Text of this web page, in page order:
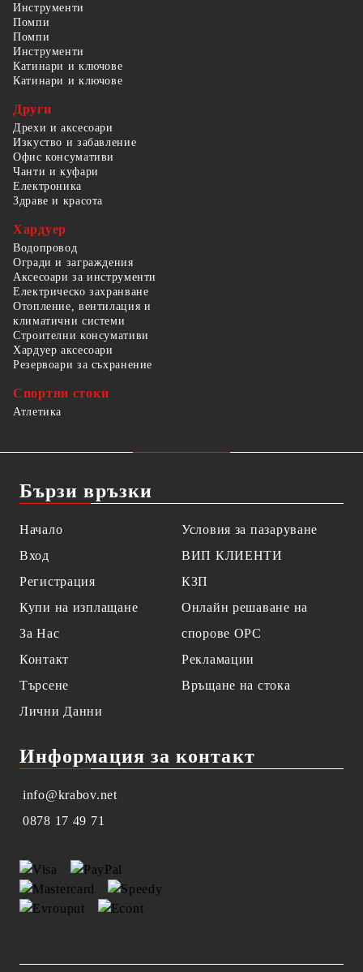
Инструменти
Помпи
Помпи
Инструменти
Катинари и ключове
Катинари и ключове
Други
Дрехи и аксесоари
Изкуство и забавление
Офис консумативи
Чанти и куфари
Електроника
Здраве и красота
Хардуер
Водопровод
Огради и заграждения
Аксесоари за инструменти
Електрическо захранване
Отопление, вентилация и
климатични системи
Строителни консумативи
Хардуер аксесоари
Резервоари за съхранение
Спортни стоки
Атлетика
Бързи връзки
Начало
Вход
Регистрация
Купи на изплащане
За Нас
Контакт
Търсене
Лични Данни
Условия за пазаруване
ВИП КЛИЕНТИ
КЗП
Онлайн решаване на
спорове OPC
Рекламации
Връщане на стока
Информация за контакт
info@krabov.net
0878 17 49 71